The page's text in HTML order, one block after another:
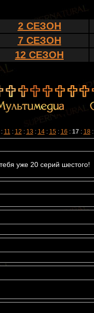
2 СЕЗОН
7 СЕЗОН
12 СЕЗОН
11 : 12 : 13 : 14: 15: 16 : 17: 18:
уже 20 серий шестого!